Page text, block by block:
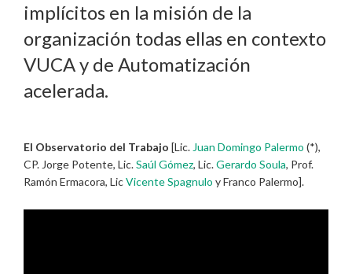
implícitos en la misión de la
organización todas ellas en contexto
VUCA y de Automatización
acelerada.
El Observatorio del Trabajo [Lic. Juan Domingo Palermo (*),
CP. Jorge Potente, Lic.Saúl Gómez, Lic.Gerardo Soula, Prof.
Ramón Ermacora, LicVicente Spagnulo y Franco Palermo].